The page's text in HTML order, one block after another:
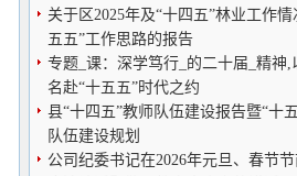
关于区2025年及“十四五”林业工作情
五五”工作思路的报告
专题_课：深学笃行_的二十届_精神,
名赴“十五五”时代之约
县“十四五”教师队伍建设报告暨“十
队伍建设规划
公司纪委书记在2026年元旦、春节